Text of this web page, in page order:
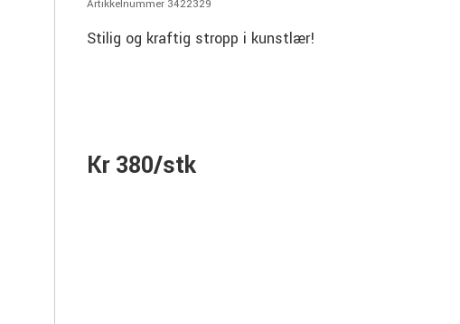
Artikkelnummer 3422329
Stilig og kraftig stropp i kunstlær!
Kr 380/stk